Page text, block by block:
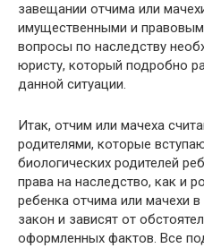
завещании отчима или
имущественными и
вопросы по наследству
юристу, который подробно
данной ситуации.
Итак, отчим или мачеха
родителями, которые
биологических родителей
права на наследство, как и
ребенка отчима или мачехи
закон и зависят от
оформленных фактов. Все